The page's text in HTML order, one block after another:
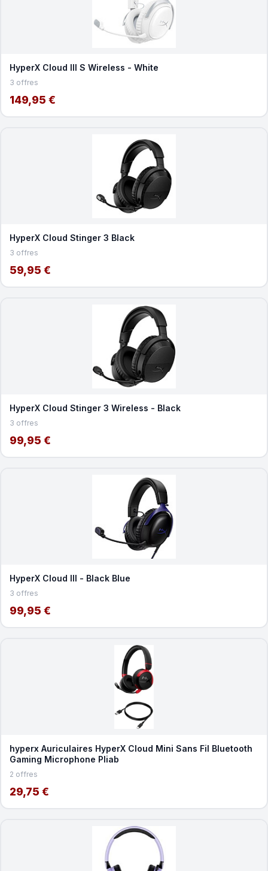
HyperX Cloud III S Wireless - White
3 offres
149,95 €
HyperX Cloud Stinger 3 Black
3 offres
59,95 €
HyperX Cloud Stinger 3 Wireless - Black
3 offres
99,95 €
HyperX Cloud III - Black Blue
3 offres
99,95 €
hyperx Auriculaires HyperX Cloud Mini Sans Fil Bluetooth
Gaming Microphone Pliab
2 offres
29,75 €